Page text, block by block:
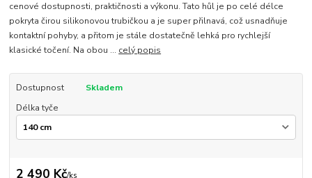
cenové dostupnosti, praktičnosti a výkonu. Tato hůl je po celé délce
pokryta čirou silikonovou trubičkou a je super přilnavá, což usnadňuje
kontaktní pohyby, a přitom je stále dostatečně lehká pro rychlejší
klasické točení. Na obou ... celý popis
Dostupnost
Skladem
Délka tyče
2 490 Kč/ks